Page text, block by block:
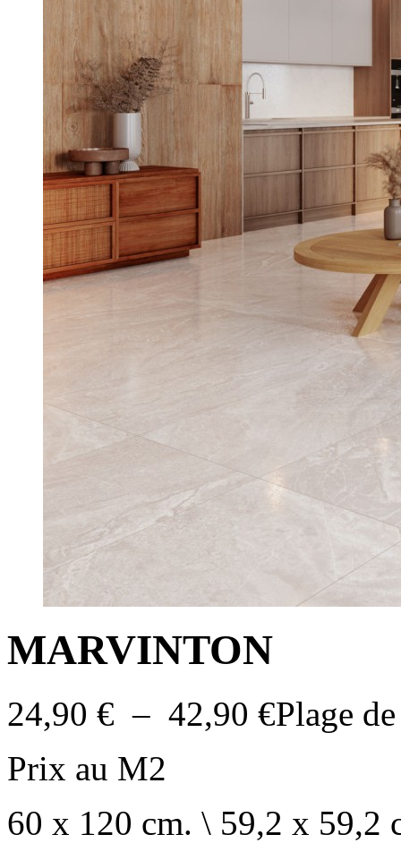
MARVINTON
24,90 € – 42,90 €Plage
Prix au M2
60 x 120 cm. \ 59,2 x 59,2